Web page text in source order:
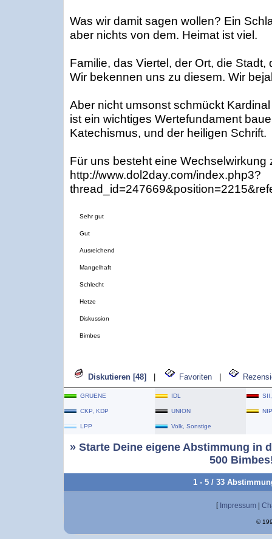
Was wir damit sagen wollen? Ein
aber nichts von dem. Heimat ist viel.
Familie, das Viertel, der Ort, die
Wir bekennen uns zu diesem. Wir
Aber nicht umsonst schmückt
ist ein wichtiges Wertefundament
Katechismus, und der heiligen Schrift.
Für uns besteht eine
http://www.dol2day.com/index.php3?
Sehr gut
Gut
Ausreichend
Mangelhaft
Schlecht
Hetze
Diskussion
Bimbes
Diskutieren [48] Favoriten
GRUENE IDL
CKP, KDP UNION NIP
LPP Volk, Sonstige
» Starte Deine eigene Abstimmung in
500
1 - 5 / 33
[ Impressum
©